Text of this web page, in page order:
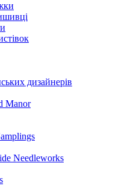
дизайнерів
Manor
Needleworks